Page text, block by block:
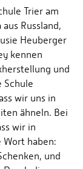
Trier am
Russland,
Heuberger
kennen
und
Schule
wir uns in
ähneln. Bei
wir in
haben:
und